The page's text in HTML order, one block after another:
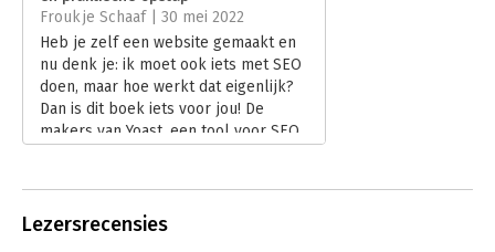
Hoofdrubriek: Internet en social media
Froukje Schaaf | 30 mei 2022
Heb je zelf een website gemaakt en
nu denk je: ik moet ook iets met SEO
doen, maar hoe werkt dat eigenlijk?
Dan is dit boek iets voor jou! De
makers van Yoast, een tool voor SEO
voor stap meenemen in de wereld
Lezersrecensies